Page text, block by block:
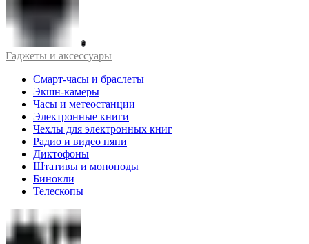
Гаджеты и аксессуары
Смарт-часы и браслеты
Экшн-камеры
Часы и метеостанции
Электронные книги
Чехлы для электронных книг
Радио и видео няни
Диктофоны
Штативы и моноподы
Бинокли
Телескопы